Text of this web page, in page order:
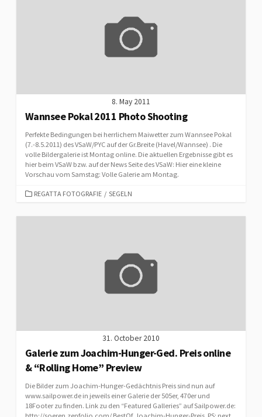
8. May 2011
Wannsee Pokal 2011 Photo Shooting
Perfekte Bedingungen bei herrlichem Maiwetter zum Wannsee Pokal
(7.-8.5.2011) des VSaW/PYC auf der Gr.Breite (Havel/Wannsee) . Die
volle Bildergalerie ist Montag online. Die aktuellen Ergebnisse gibt es
hier beim VSaW bzw. auf der News Seite des VSaW: Hier eine kleine
Vorschau vom Samstag: Volle Galerie am Montag.
CATEGORIES
REGATTA FOTOGRAFIE / SEGELN
31. October 2010
Galerie zum Joachim-Hunger-Ged. Preis online
& “Rolling Home” Preview
Die Bilder zum Joachim-Hunger-Gedächtnis Preis sind nun auf
www.sailpower.de in jeweils einer Galerie der 505er, 470er und
18Footer zu finden. Link zu den “Featured Galleries” auf Sailpower.de: